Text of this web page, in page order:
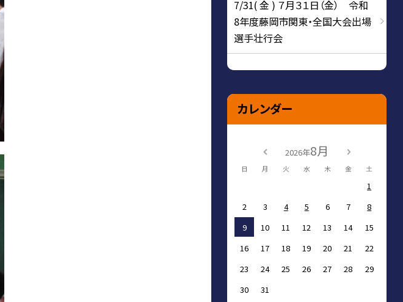
7/31( 金 ) ７月３１日（金） 令和
8年度藤岡市関東・全国大会出場
選手壮行会
カレンダー
2026年8月
日 月 火 水 木 金 土
1
2
3 4 5 6 7
8
9
10 11 12 13 14
15
16
17 18 19 20 21
22
23
24 25 26 27 28
29
30
31